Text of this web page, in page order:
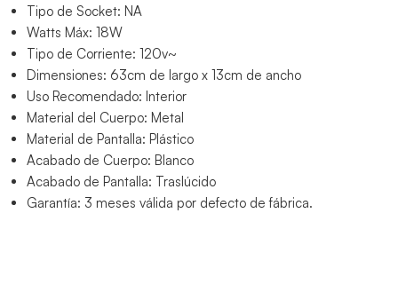
Tipo de Socket: NA
Watts Máx: 18W
Tipo de Corriente: 120v~
Dimensiones: 63cm de largo x 13cm de ancho
Uso Recomendado: Interior
Material del Cuerpo: Metal
Material de Pantalla: Plástico
Acabado de Cuerpo: Blanco
Acabado de Pantalla: Traslúcido
Garantía: 3 meses válida por defecto de fábrica.